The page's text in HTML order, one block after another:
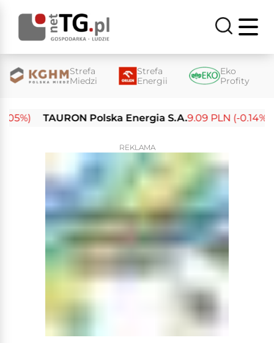
Strefa
Miedzi
Strefa
Energii
Eko
Profity
TAURON Polska Energia S.A.9.09 PLN (-0.14%)
REKLAMA